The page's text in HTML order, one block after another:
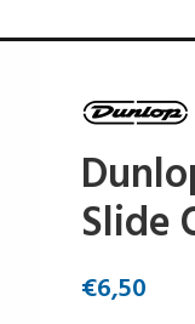
Slide
€6,50